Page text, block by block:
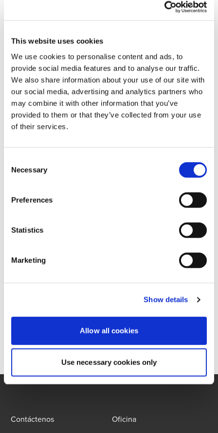
This website uses cookies
We use cookies to personalise content and ads, to
provide social media features and to analyse our traffic.
We also share information about your use of our site with
our social media, advertising and analytics partners who
may combine it with other information that you’ve
provided to them or that they’ve collected from your use
of their services.
Selection
Necessary
Preferences
Statistics
Marketing
Show details
Allow all cookies
Use necessary cookies only
+507 6674 3844
Edificio BDO - El Paical
LinkedIn
Resumen Ejecutivo
clientes en asuntos relacionados con el derecho individual
interno de trabajo, salario, vacaciones, jornadas de trabajo,
terminaciones laborales, litigios laborales, sindicatos,
convenios colectivos de trabajo, huelga, entre otros temas
También, brinda asesoría en materia de seguridad social y
Postgrado en Derecho del Trabajo, Derecho,
Licenciatura en Derecho y Ciencias Políticas,
Universidad Católica Santa María La Antigua
Contáctenos Oficina